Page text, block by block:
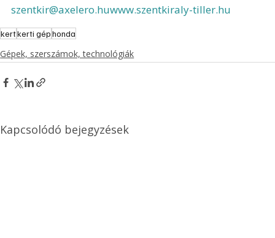
szentkir@axelero.huwww.szentkiraly-tiller.hu
kertkerti géphonda
Gépek, szerszámok, technológiák
Kapcsolódó bejegyzések